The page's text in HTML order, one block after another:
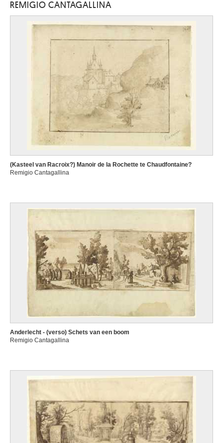
REMIGIO CANTAGALLINA
(Kasteel van Racroix?) Manoir de la Rochette te Chaudfontaine?
Remigio Cantagallina
Anderlecht - (verso) Schets van een boom
Remigio Cantagallina